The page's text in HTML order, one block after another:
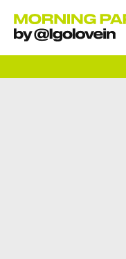
ПОСЛЕ ЗАКАЗА